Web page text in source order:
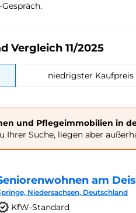
Vergleich 11/2025
niedrigster Kaufpreis
und Pflegeimmobilien in
Ihrer Suche, liegen aber
am
Niedersachsen, Deutschland
KfW-Standard